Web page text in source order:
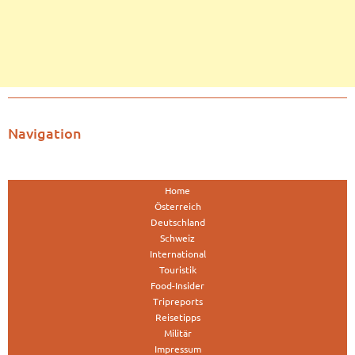
Navigation
Home
Österreich
Deutschland
Schweiz
International
Touristik
Food-Insider
Tripreports
Reisetipps
Militär
Impressum